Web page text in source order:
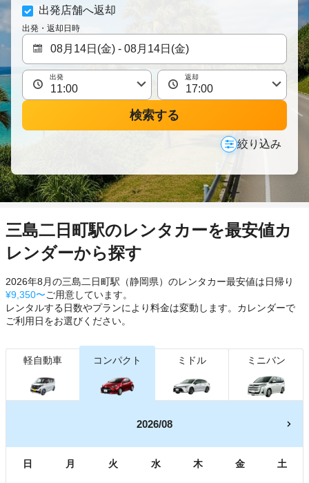
出発店舗へ返却
出発・返却日時
出発 返却
検索する
絞り込み
三島二日町駅のレンタカーを最安値カ
レンダーから探す
2026年8月の三島二日町駅（静岡県）のレンタカー最安値は日帰り
¥9,350〜ご用意しています。
レンタルする日数やプランにより料金は変動します。カレンダーで
ご利用日をお選びください。
軽自動車 コンパクト ミドル ミニバン
2026/08
日 月 火 水 木 金 土